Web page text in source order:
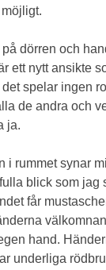
dörren och
ett nytt ansikte
spelar ingen
de andra och
ja.
i rummet synar
blick som jag
får
hand.
underliga